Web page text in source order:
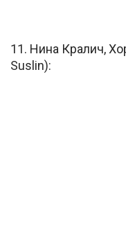
11. Нина Кралич,
Suslin):